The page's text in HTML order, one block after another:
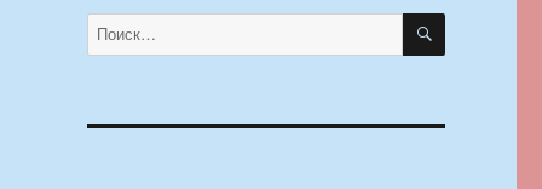
Искать: ПОИСК